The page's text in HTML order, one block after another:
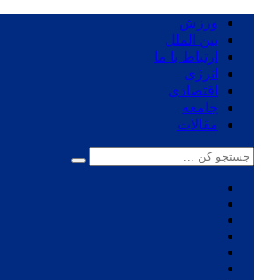
ورزش
بین الملل
ارتباط با ما
انرژی
اقتصادی
جامعه
مقالات